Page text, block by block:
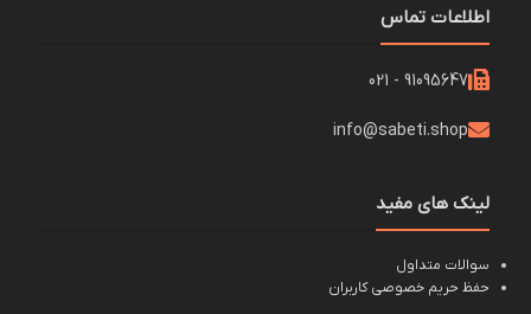
اطلاعات تماس
91095647 - 021
info@sabeti.shop
لینک های مفید
سوالات متداول
حفظ حریم خصوصی کاربران